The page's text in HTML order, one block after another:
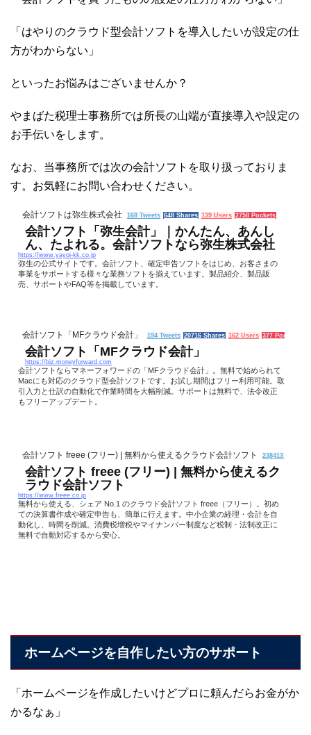
「はやりのクラウド型会計ソフトを導入したいが設定の仕
方がわからない」
といったお悩みはございませんか？
やまばた税理士事務所では所長の山端が直接導入や設定の
お手伝いをします。
なお、当事務所では次の会計ソフトを取り扱っておりま
す。お気軽にお問い合わせください。
会計ソフトは弥生株式会社 168 Tweets 648 Shares 139 Users 2758 Pockets
会計ソフト「弥生会計」｜かんたん、あんし
ん、たよれる。会計ソフトなら弥生株式会社
https://www.yayoi-kk.co.jp
弥生の公式サイトです。会計ソフト、確定申告ソフトをはじめ、お客さまの
事業をサポートする様々な業務ソフトを揃えています。製品紹介、製品販
売、サポートやFAQ等を掲載しています。
会計ソフト「MFクラウド会計」 194 Tweets 20716 Shares 162 Users 377 Pockets
会計ソフト「MFクラウド会計」
https://biz.moneyforward.com
会計ソフトならマネーフォワードの「MFクラウド会計」。無料で始められて
Macにも対応のクラウド型会計ソフトです。お試し期間はフリー利用可能。取
引入力と仕訳の自動化で作業時間を大幅削減。サポートは無料で、法令改正
もフリーアップデート。
会計ソフト freee (フリー) | 無料から使えるクラウド会計ソフト 238413 Tweets
会計ソフト freee (フリー) | 無料から使えるク
ラウド会計ソフト
https://www.freee.co.jp
無料から使える、シェア No.1 のクラウド会計ソフト freee（フリー）。初め
ての決算書作成や確定申告も、簡単に行えます。中小企業の経理・会計を自
動化し、時間を削減。消費税増税やマイナンバー制度など税制・法制改正に
無料で自動対応するから安心。
ホームページを自作したい方のサポート
「ホームページを作成したいけどプロに頼んだらお金がか
かるなぁ」